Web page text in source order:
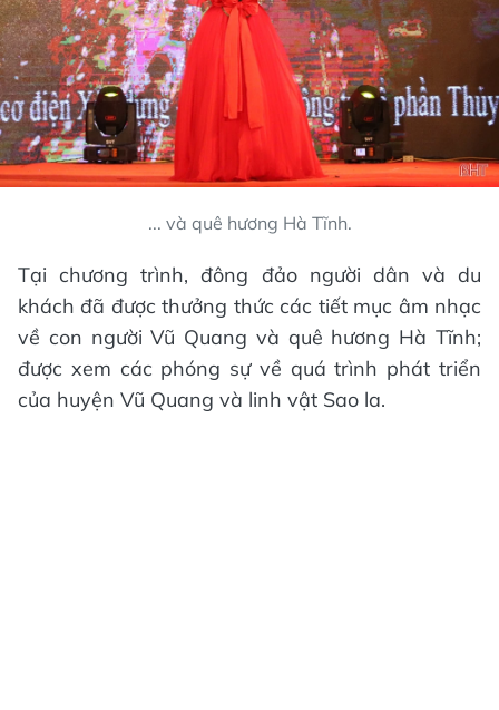
... và quê hương Hà Tĩnh.
Tại chương trình, đông đảo người dân và du
khách đã được thưởng thức các tiết mục âm nhạc
về con người Vũ Quang và quê hương Hà Tĩnh;
được xem các phóng sự về quá trình phát triển
của huyện Vũ Quang và linh vật Sao la.